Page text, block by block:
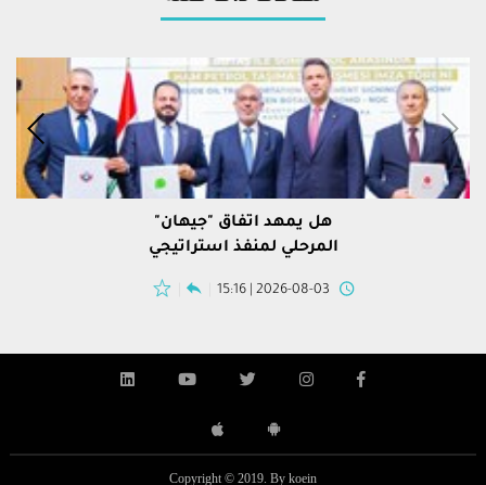
هل يمهد اتفاق "جيهان"
المرحلي لمنفذ استراتيجي
2026-08-03 | 15:16
Copyright © 2019. By koein